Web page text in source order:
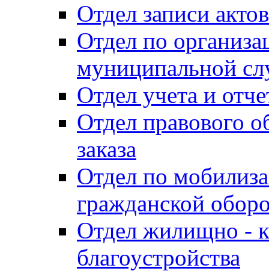
Отдел записи
Отдел по
муниципальной
Отдел учета и
Отдел правового
заказа
Отдел по
гражданской
Отдел жилищно -
благоустройства